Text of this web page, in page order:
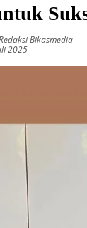
Bikasmedia
2025